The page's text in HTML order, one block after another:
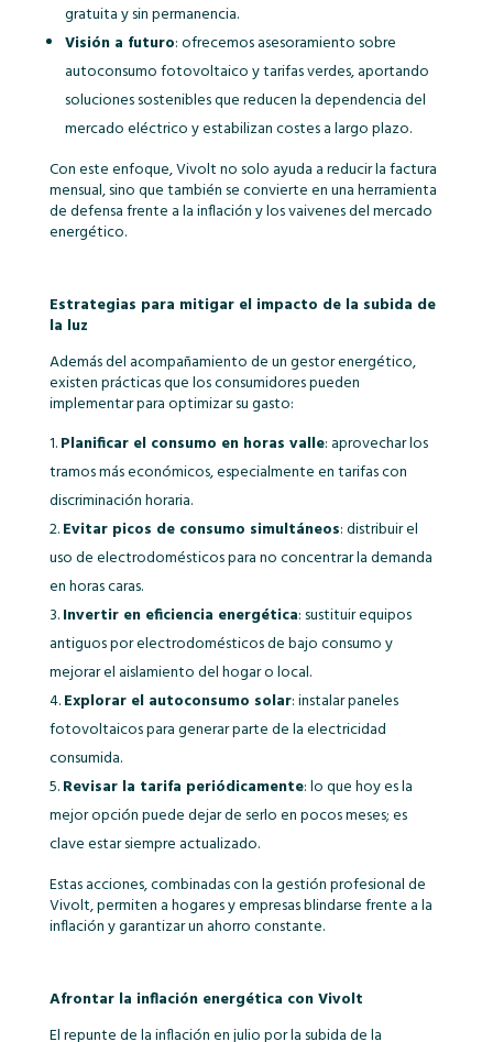
gratuita y sin permanencia.
Visión a futuro: ofrecemos asesoramiento sobre
autoconsumo fotovoltaico y tarifas verdes, aportando
soluciones sostenibles que reducen la dependencia del
mercado eléctrico y estabilizan costes a largo plazo.
Con este enfoque, Vivolt no solo ayuda a reducir la factura
mensual, sino que también se convierte en una herramienta
de defensa frente a la inflación y los vaivenes del mercado
energético.
Estrategias para mitigar el impacto de la subida de
la luz
Además del acompañamiento de un gestor energético,
existen prácticas que los consumidores pueden
implementar para optimizar su gasto:
Planificar el consumo en horas valle: aprovechar los
tramos más económicos, especialmente en tarifas con
discriminación horaria.
Evitar picos de consumo simultáneos: distribuir el
uso de electrodomésticos para no concentrar la demanda
en horas caras.
Invertir en eficiencia energética: sustituir equipos
antiguos por electrodomésticos de bajo consumo y
mejorar el aislamiento del hogar o local.
Explorar el autoconsumo solar: instalar paneles
fotovoltaicos para generar parte de la electricidad
consumida.
Revisar la tarifa periódicamente: lo que hoy es la
mejor opción puede dejar de serlo en pocos meses; es
clave estar siempre actualizado.
Estas acciones, combinadas con la gestión profesional de
Vivolt, permiten a hogares y empresas blindarse frente a la
inflación y garantizar un ahorro constante.
Afrontar la inflación energética con Vivolt
El repunte de la inflación en julio por la subida de la